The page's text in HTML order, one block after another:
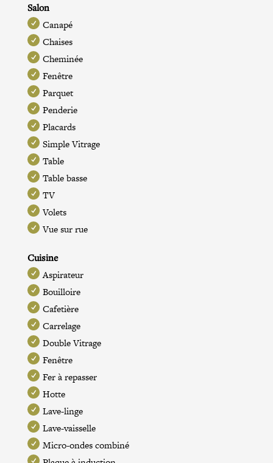
Salon
Canapé
Chaises
Cheminée
Fenêtre
Parquet
Penderie
Placards
Simple Vitrage
Table
Table basse
TV
Volets
Vue sur rue
Cuisine
Aspirateur
Bouilloire
Cafetière
Carrelage
Double Vitrage
Fenêtre
Fer à repasser
Hotte
Lave-linge
Lave-vaisselle
Micro-ondes combiné